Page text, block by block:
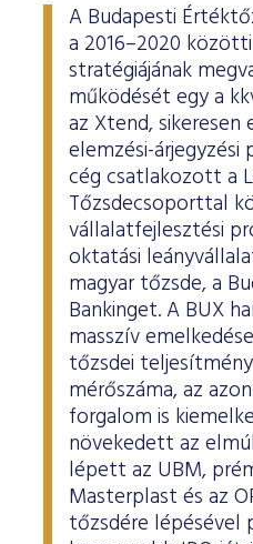
A Budapesti
a 2016–2020
stratégiájának
működését egy a
az Xtend, sikeresen
elemzési-árjegyzési
cég csatlakozott a
Tőzsdecsoporttal
vállalatfejlesztési
oktatási
magyar tőzsde, a
Bankinget. A BUX
masszív
tőzsdei
mérőszáma, az
forgalom is
növekedett az
lépett az UBM,
Masterplast és az
tőzsdére lépésével